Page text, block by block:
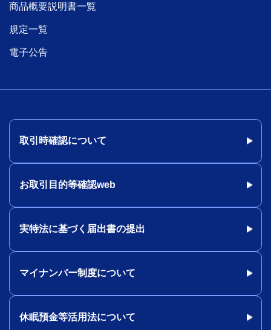
商品概要説明書一覧
規定一覧
電子公告
取引時確認について
お取引目的等確認web
実特法に基づく届出書の提出
マイナンバー制度について
休眠預金等活用法について